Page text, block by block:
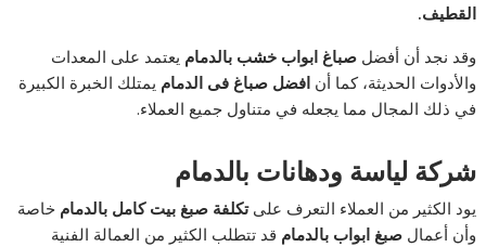
القطيف.
وقد نجد أن أفضلصباغ ابواب خشب بالدمام يعتمد على المعدات
والأدوات الحديثة، كما أنافضل صباغ فى الدمام يمتلك الخبرة الكبيرة
في ذلك المجال مما يجعله في متناول جميع العملاء.
شركة لياسة ودهانات بالدمام
يود الكثير من العملاء التعرف علىتكلفة صبغ بيت كامل بالدمام خاصة
وأن أعمالصبغ ابواب بالدمام قد تتطلب الكثير من العمالة الفنية